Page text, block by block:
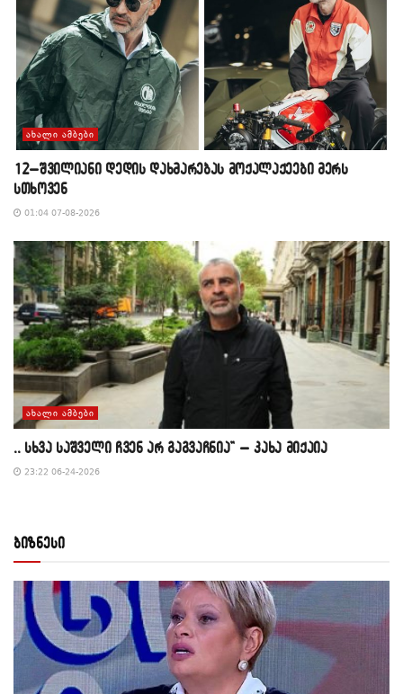
ᲐᲮᲐᲚᲘ ᲐᲛᲑᲔᲑᲘ
12–შვილიანი დედის დახმარებას მოქალაქეები მერს
სთხოვენ
01:04 07-08-2026
ᲐᲮᲐᲚᲘ ᲐᲛᲑᲔᲑᲘ
,, სხვა საშველი ჩვენ არ გაგვაჩნია” – კახა მიქაია
23:22 06-24-2026
ბიზნესი